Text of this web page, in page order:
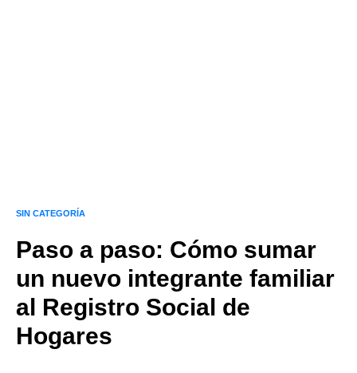
SIN CATEGORÍA
Paso a paso: Cómo sumar
un nuevo integrante familiar
al Registro Social de
Hogares